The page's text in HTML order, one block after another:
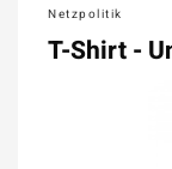
Netzpolitik
T-Shirt -